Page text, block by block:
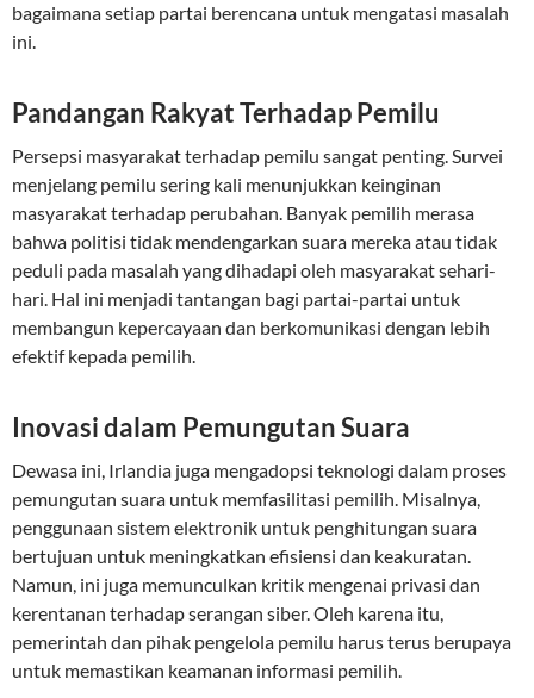
bagaimana setiap partai berencana untuk mengatasi masalah
ini.
Pandangan Rakyat Terhadap Pemilu
Persepsi masyarakat terhadap pemilu sangat penting. Survei
menjelang pemilu sering kali menunjukkan keinginan
masyarakat terhadap perubahan. Banyak pemilih merasa
bahwa politisi tidak mendengarkan suara mereka atau tidak
peduli pada masalah yang dihadapi oleh masyarakat sehari-
hari. Hal ini menjadi tantangan bagi partai-partai untuk
membangun kepercayaan dan berkomunikasi dengan lebih
efektif kepada pemilih.
Inovasi dalam Pemungutan Suara
Dewasa ini, Irlandia juga mengadopsi teknologi dalam proses
pemungutan suara untuk memfasilitasi pemilih. Misalnya,
penggunaan sistem elektronik untuk penghitungan suara
bertujuan untuk meningkatkan efisiensi dan keakuratan.
Namun, ini juga memunculkan kritik mengenai privasi dan
kerentanan terhadap serangan siber. Oleh karena itu,
pemerintah dan pihak pengelola pemilu harus terus berupaya
untuk memastikan keamanan informasi pemilih.